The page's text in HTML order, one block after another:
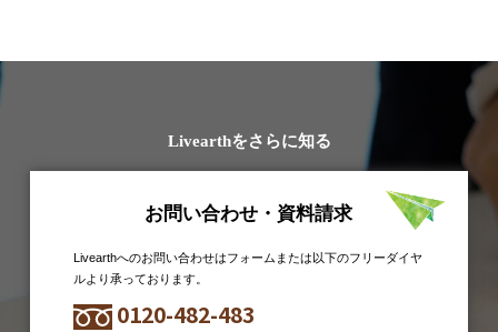
Livearthをさらに知る
お問い合わせ・資料請求
Livearthへのお問い合わせはフォームまたは以下のフリーダイヤ
ルより承っております。
0120-482-483